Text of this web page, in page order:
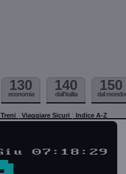
130
economia
140
dall'itallia
150
dal mondo
Treni Viaggiare Sicuri Indice A-Z